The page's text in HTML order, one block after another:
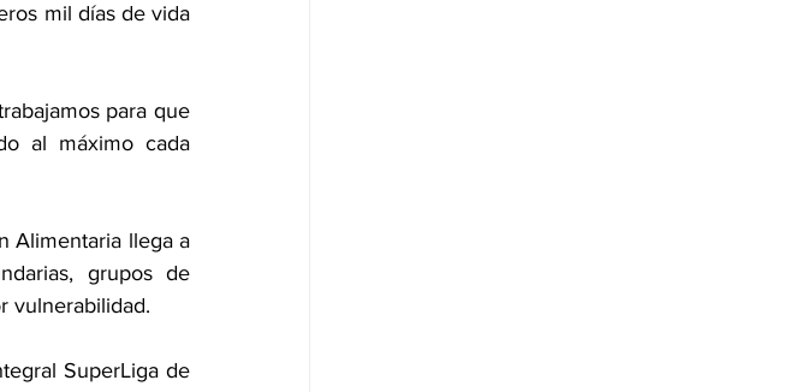
mil días de vida
para que
al máximo cada
Alimentaria llega a
grupos de
vulnerabilidad.
SuperLiga de